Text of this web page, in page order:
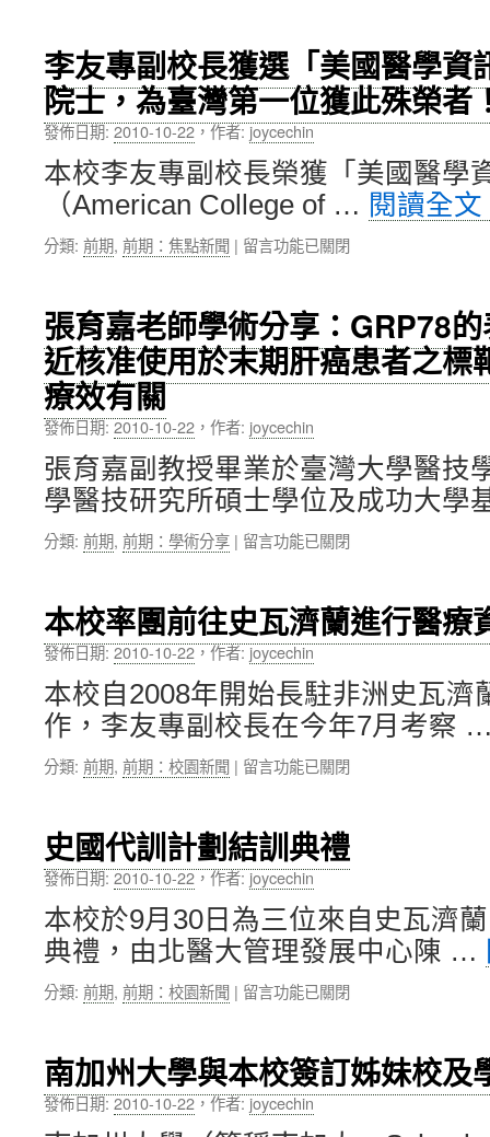
療
進
入
「個
人
化
治
療」
代！〉
贈
20
萬
美
金
予
本
校
文
會
科
學
院〉
菁
英，
領
航
北
醫」
～
2010
北
醫
療
體
系
識
營〉
中
李友專副校長獲選「美國醫學資
院士，為臺灣第一位獲此殊榮者
發佈日期:2010-10-22，作者: joycechin
本校李友專副校長榮獲「美國醫學
（American College of … 閱讀全文
分類: 前期, 前期：焦點新聞 | 在
專
副
校
長
選
「美
國
醫
學
資
訊
（ACMI）
院
士，
為
臺
灣
一
此
殊
榮
者！〉
中
留言功能已關閉
張育嘉老師學術分享：GRP78
近核准使用於末期肝癌患者之
療效有關
發佈日期:2010-10-22 ， 作者: joycechin
張育嘉副教授畢業於臺灣大學醫技
學醫技研究所碩士學位及成功大
分類: 前期, 前期：學術分享 | 在
嘉
老
師
學
術
分
享：
GRP78
的
量
高
低，
與
最
近
准
於
末
期
肝
留言功能已關閉
本校率團前往史瓦濟蘭進行醫療
發佈日期:2010-10-22，作者: joycechin
本校自2008年開始長駐非洲史瓦濟
作，李友專副校長在今年7月考察
分類: 前期, 前期：校園新聞 | 在
率
團
前
往
史
瓦
濟
蘭
進
療
資
訊
留言功能已關閉
史國代訓計劃結訓典禮
發佈日期:2010-10-22，作者: joycechin
本校於9月30日為三位來自史瓦濟
典禮，由北醫大管理發展中心陳 …
分類: 前期, 前期：校園新聞 | 在
代
訓
計
劃
留言功能已關閉
南加州大學與本校簽訂姊妹校及
發佈日期:2010-10-22，作者: joycechin